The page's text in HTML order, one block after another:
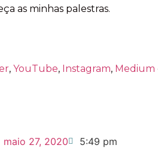
as minhas palestras.
, YouTube, Instagram, Medium
maio 27, 2020 5:49 pm